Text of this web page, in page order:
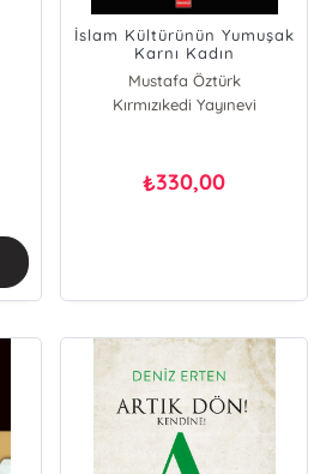
İslam Kültürünün Yumuşak
Karnı Kadın
Mustafa Öztürk
Kırmızıkedi Yayınevi
₺330,00